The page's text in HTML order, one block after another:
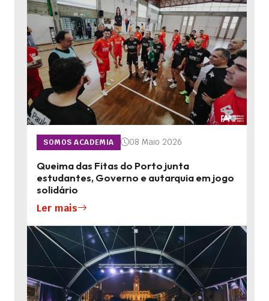
SOMOS ACADEMIA 08 Maio 2026
Queima das Fitas do Porto junta
estudantes, Governo e autarquia em jogo
solidário
Ler mais